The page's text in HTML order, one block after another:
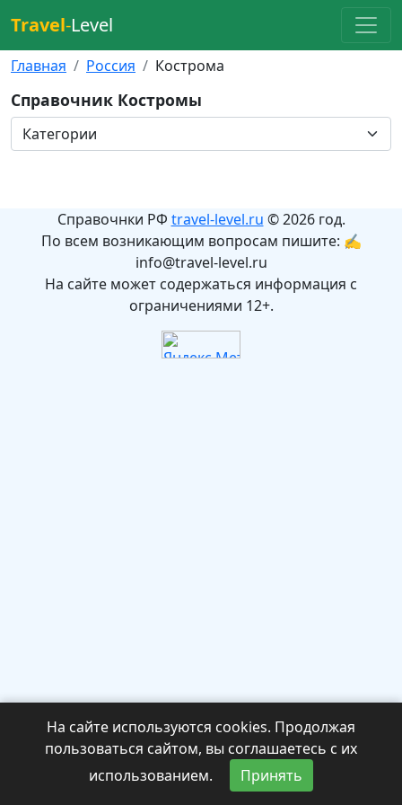
Travel-Level
Главная Россия Кострома
Справочник Костромы
Справочнки РФ travel-level.ru © 2026 год.
По всем возникающим вопросам пишите: ✍
info@travel-level.ru
На сайте может содержаться информация с
ограничениями 12+.
На сайте используются cookies. Продолжая
пользоваться сайтом, вы соглашаетесь с их
использованием.
Принять